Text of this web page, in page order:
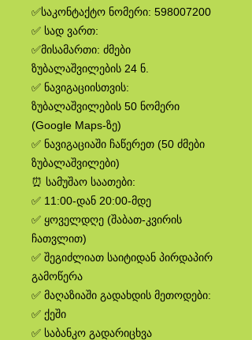
✅საკონტაქტო ნომერი: 598007200
✅ სად ვართ:
✅მისამართი: ძმები
ზუბალაშვილების 24 ნ.
✅ ნავიგაციისთვის:
ზუბალაშვილების 50 ნომერი
(Google Maps-ზე)
✅ ნავიგაციაში ჩაწერეთ (50 ძმები
ზუბალაშვილები)
⏰ სამუშაო საათები:
✅ 11:00-დან 20:00-მდე
✅ ყოველდღე (შაბათ-კვირის
ჩათვლით)
✅ შეგიძლიათ საიტიდან პირდაპირ
გამოწერა
✅ მაღაზიაში გადახდის მეთოდები:
✅ ქეში
✅ საბანკო გადარიცხვა